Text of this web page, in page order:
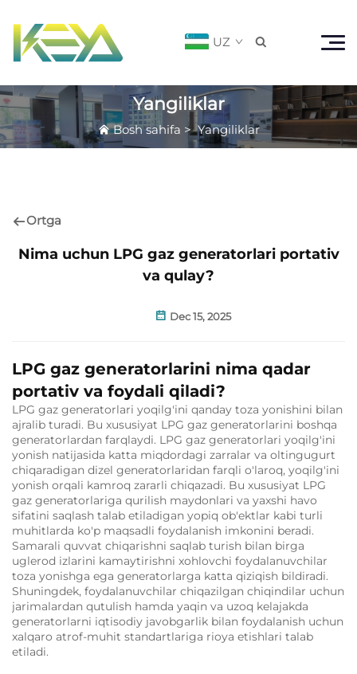
UZ 
Yangiliklar
Bosh sahifa >Yangiliklar
Ortga
Nima uchun LPG gaz generatorlari portativ
va qulay?
Dec 15, 2025
LPG gaz generatorlarini nima qadar
portativ va foydali qiladi?
LPG gaz generatorlari yoqilg'ini qanday toza yonishini bilan
ajralib turadi. Bu xususiyat LPG gaz generatorlarini boshqa
generatorlardan farqlaydi. LPG gaz generatorlari yoqilg'ini
yonish natijasida katta miqdordagi zarralar va oltingugurt
chiqaradigan dizel generatorlaridan farqli o'laroq, yoqilg'ini
yonish orqali kamroq zararli chiqazadi. Bu xususiyat LPG
gaz generatorlariga qurilish maydonlari va yaxshi havo
sifatini saqlash talab etiladigan yopiq ob'ektlar kabi turli
muhitlarda ko'p maqsadli foydalanish imkonini beradi.
Samarali quvvat chiqarishni saqlab turish bilan birga
uglerod izlarini kamaytirishni xohlovchi foydalanuvchilar
toza yonishga ega generatorlarga katta qiziqish bildiradi.
Shuningdek, foydalanuvchilar chiqazilgan chiqindilar uchun
jarimalardan qutulish hamda yaqin va uzoq kelajakda
generatorlarni iqtisodiy javobgarlik bilan foydalanish uchun
xalqaro atrof-muhit standartlariga rioya etishlari talab
etiladi.